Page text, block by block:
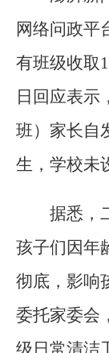
网络问政平
有班级收取
日回应表示
班）家长自
生，学校未
据悉，
孩子们因年
彻底，影响
委托家委会
级日常清洁